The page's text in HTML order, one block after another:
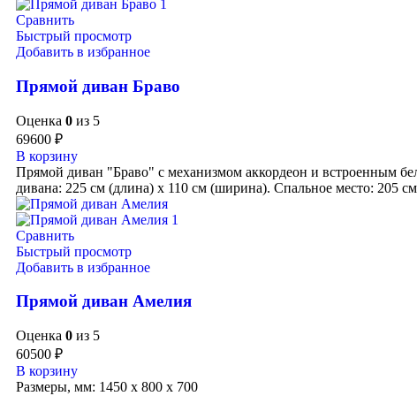
Сравнить
Быстрый просмотр
Добавить в избранное
Прямой диван Браво
Оценка 0 из 5
69600 ₽
В корзину
Прямой диван "Браво" с механизмом аккордеон и встроенным
дивана: 225 см (длина) x 110 см (ширина). Спальное место: 205
Сравнить
Быстрый просмотр
Добавить в избранное
Прямой диван Амелия
Оценка 0 из 5
60500 ₽
В корзину
Размеры, мм: 1450 х 800 х 700